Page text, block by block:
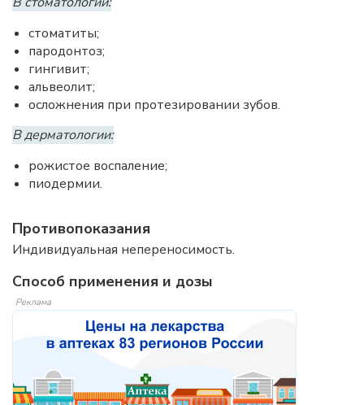
стоматиты;
пародонтоз;
гингивит;
альвеолит;
осложнения при протезировании зубов.
В дерматологии:
рожистое воспаление;
пиодермии.
Противопоказания
Индивидуальная непереносимость.
Способ применения и дозы
Реклама